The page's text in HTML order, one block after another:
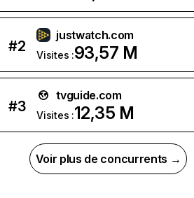
#2
justwatch.com
Visites :93,57 M
#3
tvguide.com
Visites :12,35 M
Voir plus de concurrents →